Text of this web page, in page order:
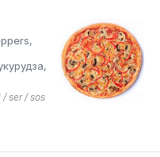
ser / sos